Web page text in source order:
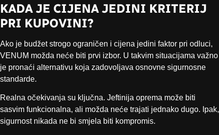
KADA JE CIJENA JEDINI KRITERIJ
PRI KUPOVINI?
Ako je budžet strogo ograničen i cijena jedini faktor pri odluci,
VENUM možda neće biti prvi izbor. U takvim situacijama važno
je pronaći alternativu koja zadovoljava osnovne sigurnosne
standarde.
Realna očekivanja su ključna. Jeftinija oprema može biti
sasvim funkcionalna, ali možda neće trajati jednako dugo. Ipak,
sigurnost nikada ne bi smjela biti kompromis.